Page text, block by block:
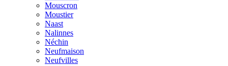
Mouscron
Moustier
Naast
Nalinnes
Néchin
Neufmaison
Neufvilles